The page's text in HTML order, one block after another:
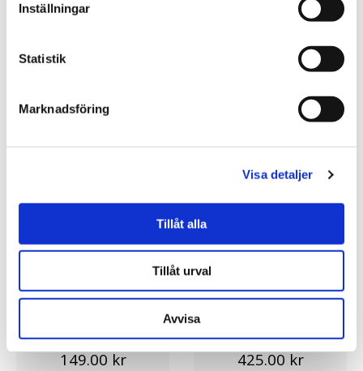
Inställningar
Statistik
Marknadsföring
Visa detaljer
Tillåt alla
Tillåt urval
Avvisa
Dinosaur Brachiosaurus,
149.00 kr
Dinosaur Stegosaurus, 25cm
- Wild Republic
149.00 kr
Dinosaur Triceratops, 25cm -
★★★★★
149.00 kr
Teddykompaniet
★★★★★
425.00 kr